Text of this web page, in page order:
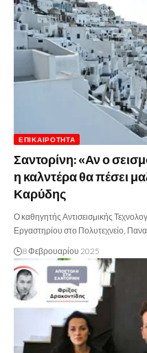
ΕΠΙΚΑΙΡΌΤΗΤΑ
Σαντορίνη: «Αν ο
η καλντέρα θα πέσει
Καρύδης
Ο καθηγητής Αντισεισµικής
Εργαστηρίου στο Πολυτεχνείο,
8 Φεβρουαρίου 2025